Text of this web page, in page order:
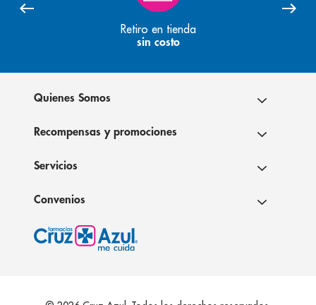
Retiro en tienda
sin costo
Quienes Somos
Recompensas y promociones
Servicios
Convenios